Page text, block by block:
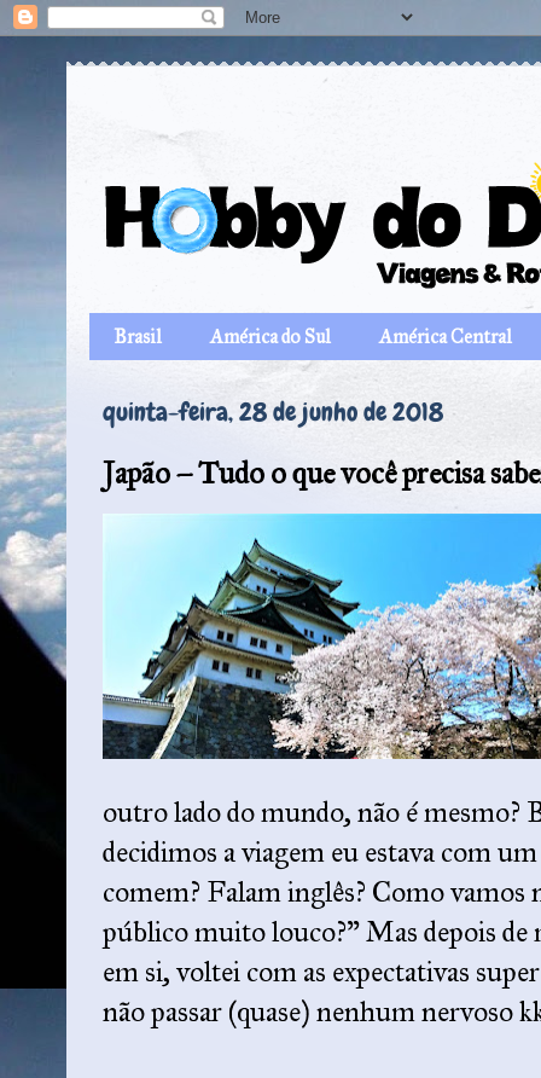
Brasil América do Sul América Central
quinta-feira, 28 de junho de 2018
Japão – Tudo o que você precisa
outro lado do mundo, não é mesmo?
decidimos a viagem eu estava com
comem? Falam inglês? Como
público muito louco?” Mas depois de
em si, voltei com as expectativas
não passar (quase) nenhum nervoso